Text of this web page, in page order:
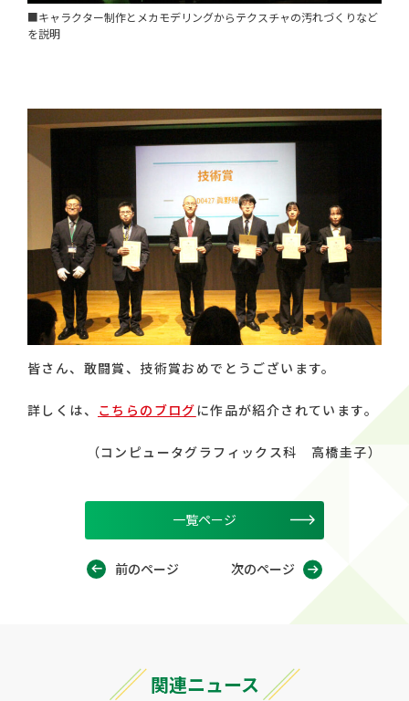
■キャラクター制作とメカモデリングからテクスチャの汚れづくりなど
を説明
皆さん、敢闘賞、技術賞おめでとうございます。
詳しくは、 こちらのブログに作品が紹介されています。
（コンピュータグラフィックス科 高橋圭子）
前のページ
一覧ページ
次のページ
関連ニュース